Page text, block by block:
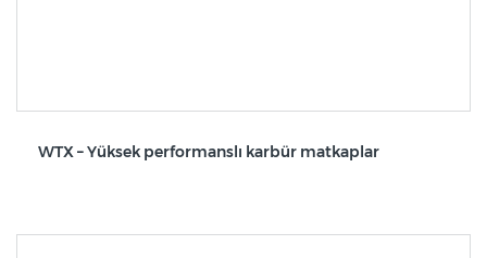
WTX – Yüksek performanslı karbür matkaplar